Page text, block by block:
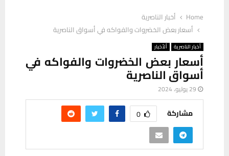
Home
أخبار الناصرية
أسعار بعض الخضروات والفواكه في أسواق الناصرية
أخبار الناصرية ألأخبار
أسعار بعض الخضروات والفواكه في
أسواق الناصرية
29 يوليو، 2024
مشاركة 0